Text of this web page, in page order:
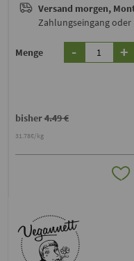
Versand morgen,
Zahlungseingang oder
Menge - +
bisher4.49 €
31.78€/kg